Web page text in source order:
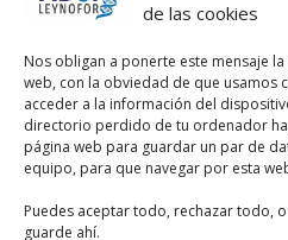
de las cookies
Nos obligan a ponerte este mensaje
web, con la obviedad de que usamos
acceder a la información del
directorio perdido de tu ordenador
página web para guardar un par de
equipo, para que navegar por esta
Puedes aceptar todo, rechazar todo,
guarde ahí.
Debes estar registrado para
Nombre de usuario:
Contraseña: